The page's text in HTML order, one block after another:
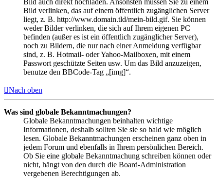
Bild verlinken, das auf einem öffentlich zugänglichen Server
liegt, z. B. http://www.domain.tld/mein-bild.gif. Sie können
weder Bilder verlinken, die sich auf Ihrem eigenen PC
befinden (außer es ist ein öffentlich zugänglicher Server),
noch zu Bildern, die nur nach einer Anmeldung verfügbar
sind, z. B. Hotmail- oder Yahoo-Mailboxen, mit einem
Passwort geschützte Seiten usw. Um das Bild anzuzeigen,
benutze den BBCode-Tag „[img]“.
Nach oben
Was sind globale Bekanntmachungen?
Globale Bekanntmachungen beinhalten wichtige
Informationen, deshalb sollten Sie sie so bald wie möglich
lesen. Globale Bekanntmachungen erscheinen ganz oben in
jedem Forum und ebenfalls in Ihrem persönlichen Bereich.
Ob Sie eine globale Bekanntmachung schreiben können oder
nicht, hängt von den durch die Board-Administration
vergebenen Berechtigungen ab.